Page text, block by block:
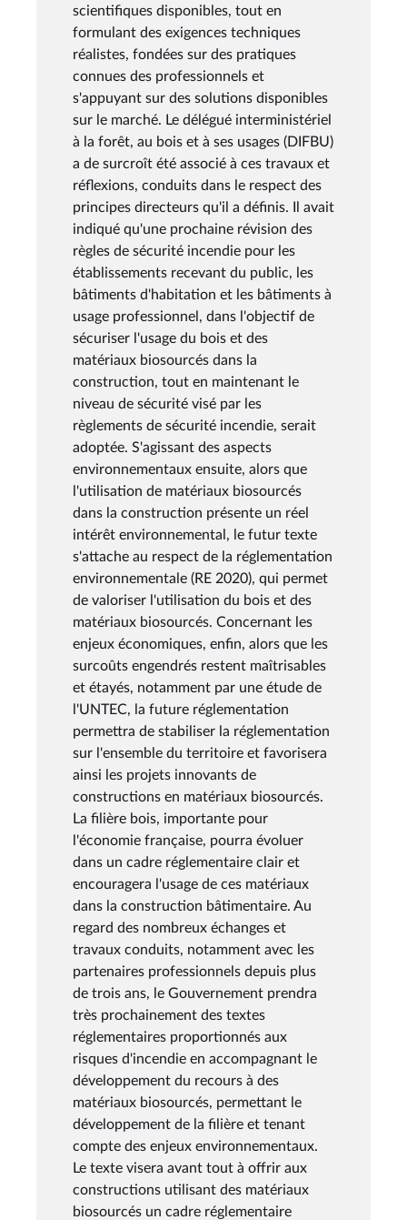
scientifiques disponibles, tout en
formulant des exigences techniques
réalistes, fondées sur des pratiques
connues des professionnels et
s'appuyant sur des solutions disponibles
sur le marché. Le délégué interministériel
à la forêt, au bois et à ses usages (DIFBU)
a de surcroît été associé à ces travaux et
réflexions, conduits dans le respect des
principes directeurs qu'il a définis. Il avait
indiqué qu'une prochaine révision des
règles de sécurité incendie pour les
établissements recevant du public, les
bâtiments d'habitation et les bâtiments à
usage professionnel, dans l'objectif de
sécuriser l'usage du bois et des
matériaux biosourcés dans la
construction, tout en maintenant le
niveau de sécurité visé par les
règlements de sécurité incendie, serait
adoptée. S'agissant des aspects
environnementaux ensuite, alors que
l'utilisation de matériaux biosourcés
dans la construction présente un réel
intérêt environnemental, le futur texte
s'attache au respect de la réglementation
environnementale (RE 2020), qui permet
de valoriser l'utilisation du bois et des
matériaux biosourcés. Concernant les
enjeux économiques, enfin, alors que les
surcoûts engendrés restent maîtrisables
et étayés, notamment par une étude de
l'UNTEC, la future réglementation
permettra de stabiliser la réglementation
sur l'ensemble du territoire et favorisera
ainsi les projets innovants de
constructions en matériaux biosourcés.
La filière bois, importante pour
l'économie française, pourra évoluer
dans un cadre réglementaire clair et
encouragera l'usage de ces matériaux
dans la construction bâtimentaire. Au
regard des nombreux échanges et
travaux conduits, notamment avec les
partenaires professionnels depuis plus
de trois ans, le Gouvernement prendra
très prochainement des textes
réglementaires proportionnés aux
risques d'incendie en accompagnant le
développement du recours à des
matériaux biosourcés, permettant le
développement de la filière et tenant
compte des enjeux environnementaux.
Le texte visera avant tout à offrir aux
constructions utilisant des matériaux
biosourcés un cadre réglementaire